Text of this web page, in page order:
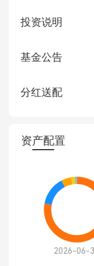
投资说明
基金公告
分红送配
资产配置
2026-06-